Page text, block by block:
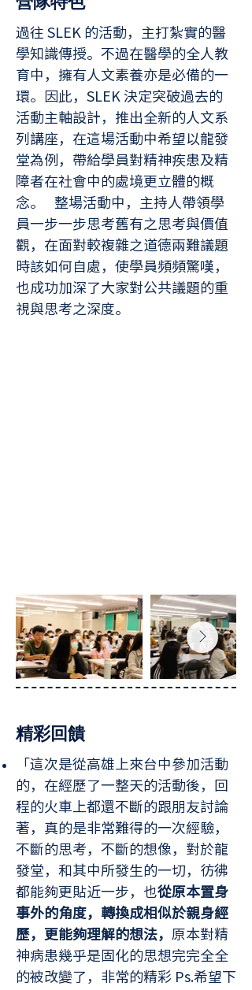
過往 SLEK 的活動，主打紮實的醫
學知識傳授。不過在醫學的全人教
育中，擁有人文素養亦是必備的一
環。因此，SLEK 決定突破過去的
活動主軸設計，推出全新的人文系
列講座，在這場活動中希望以龍發
堂為例，帶給學員對精神疾患及精
障者在社會中的處境更立體的概
念。⠀整場活動中，主持人帶領學
員一步一步思考舊有之思考與價值
觀，在面對較複雜之道德兩難議題
時該如何自處，使學員頻頻驚嘆，
也成功加深了大家對公共議題的重
視與思考之深度。
精彩回饋
「這次是從高雄上來台中參加活動
的，在經歷了一整天的活動後，回
程的火車上都還不斷的跟朋友討論
著，真的是非常難得的一次經驗，
不斷的思考，不斷的想像，對於龍
發堂，和其中所發生的一切，彷彿
都能夠更貼近一步，也從原本置身
事外的角度，轉換成相似於親身經
歷，更能夠理解的想法， 原本對精
神病患幾乎是固化的思想完完全全
的被改變了，非常的精彩 Ps.希望下